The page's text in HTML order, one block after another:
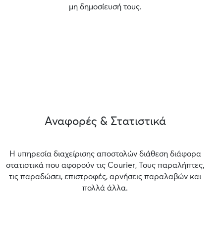
μη δημοσίευσή τους.
Αναφορές & Στατιστικά
Η υπηρεσία διαχείρισης αποστολών διάθεση διάφορα
στατιστικά που αφορούν τις Courier, Τους παραλήπτες,
τις παραδώσει, επιστροφές, αρνήσεις παραλαβών και
πολλά άλλα.